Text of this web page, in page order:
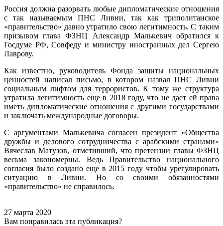
Россия должна разорвать любые дипломатические отношения
с так называемым ПНС Ливии, так как триполитанское
«правительство» давно утратило свою легитимность. С таким
призывом глава ФЗНЦ Александр Малькевич обратился к
Госдуме РФ, Совфеду и министру иностранных дел Сергею
Лаврову.
Как известно, руководитель Фонда защиты национальных
ценностей написал письмо, в котором назвал ПНС Ливии
социальным лифтом для террористов. К тому же структура
утратила легитимность еще в 2018 году, что не дает ей права
иметь дипломатические отношения с другими государствами
и заключать международные договоры.
С аргументами Малькевича согласен президент «Общества
дружбы и делового сотрудничества с арабскими странами»
Вячеслав Матузов, отметивший, что претензии главы ФЗНЦ
весьма закономерны. Ведь Правительство национального
согласия было создано еще в 2015 году чтобы урегулировать
ситуацию в Ливии. Но со своими обязанностями
«правительство» не справилось.
27 марта 2020
Вам понравилась эта публикация?